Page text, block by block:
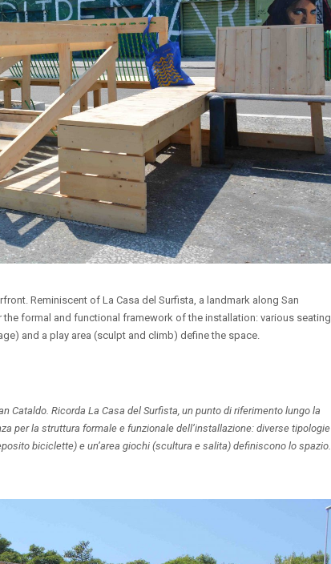
Reminiscent of La Casa del Surfista, a landmark along San
the formal and functional framework of the installation: various seating
and a play area (sculpt and climb) define the space.
Ricorda La Casa del Surfista, un punto di riferimento lungo la
per la struttura formale e funzionale dell’installazione: diverse tipologie
biciclette) e un’area giochi (scultura e salita) definiscono lo spazio.